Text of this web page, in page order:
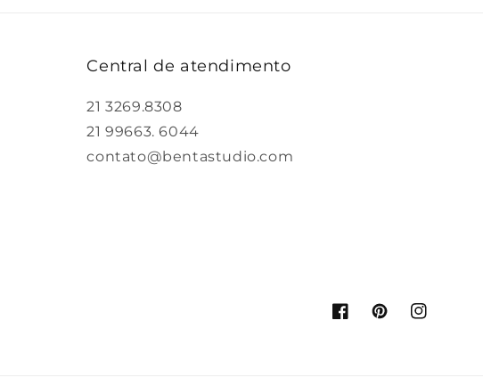
Central de atendimento
21 3269.8308
21 99663. 6044
contato@bentastudio.com
FacebookPinterestInstagram